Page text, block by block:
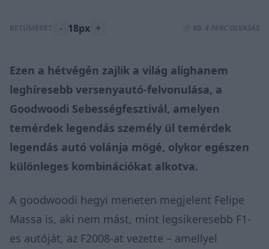
BETŰMÉRET: - 18px + ⏱️ KB. 4 PERC OLVASÁS
Ezen a hétvégén zajlik a világ alighanem
leghíresebb versenyautó-felvonulása, a
Goodwoodi Sebességfesztivál, amelyen
temérdek legendás személy ül temérdek
legendás autó volánja mögé, olykor egészen
különleges kombinációkat alkotva.
A goodwoodi hegyi meneten megjelent Felipe
Massa is, aki nem mást, mint legsikeresebb F1-
es autóját, az F2008-at vezette – amellyel